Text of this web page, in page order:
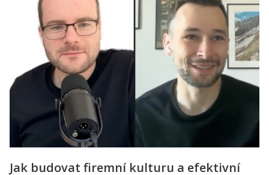
Jak budovat firemní kulturu a efektivní